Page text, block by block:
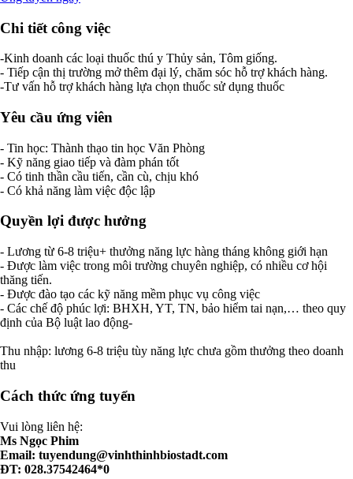
Chi tiết công việc
-Kinh doanh các loại thuốc thú y Thủy sản, Tôm giống.
- Tiếp cận thị trường mở thêm đại lý, chăm sóc hỗ trợ khách hàng.
-Tư vấn hỗ trợ khách hàng lựa chọn thuốc sử dụng thuốc
Yêu cầu ứng viên
- Tin học: Thành thạo tin học Văn Phòng
- Kỹ năng giao tiếp và đàm phán tốt
- Có tinh thần cầu tiến, cần cù, chịu khó
- Có khả năng làm việc độc lập
Quyền lợi được hưởng
- Lương từ 6-8 triệu+ thưởng năng lực hàng tháng không giới hạn
- Được làm việc trong môi trường chuyên nghiệp, có nhiều cơ hội
thăng tiến.
- Được đào tạo các kỹ năng mềm phục vụ công việc
- Các chế độ phúc lợi: BHXH, YT, TN, bảo hiểm tai nạn,… theo quy
định của Bộ luật lao động-
Thu nhập: lương 6-8 triệu tùy năng lực chưa gồm thưởng theo doanh
thu
Cách thức ứng tuyển
Vui lòng liên hệ:
Ms Ngọc Phim
Email: tuyendung@vinhthinhbiostadt.com
ĐT: 028.37542464*0